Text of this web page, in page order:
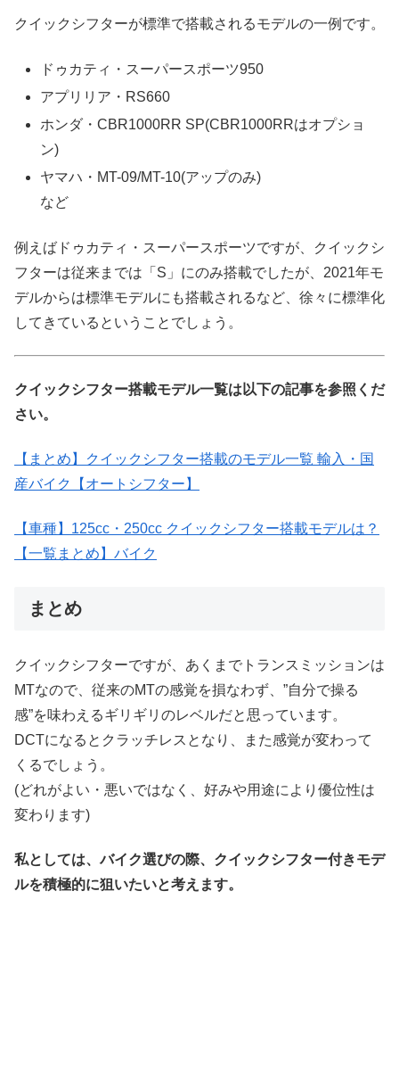
クイックシフターが標準で搭載されるモデルの一例です。
ドゥカティ・スーパースポーツ950
アプリリア・RS660
ホンダ・CBR1000RR SP(CBR1000RRはオプショ
ン)
ヤマハ・MT-09/MT-10(アップのみ)
など
例えばドゥカティ・スーパースポーツですが、クイックシ
フターは従来までは「S」にのみ搭載でしたが、2021年モ
デルからは標準モデルにも搭載されるなど、徐々に標準化
してきているということでしょう。
クイックシフター搭載モデル一覧は以下の記事を参照くだ
さい。
【まとめ】クイックシフター搭載のモデル一覧 輸入・国
産バイク【オートシフター】
【車種】125cc・250cc クイックシフター搭載モデルは？
【一覧まとめ】バイク
まとめ
クイックシフターですが、あくまでトランスミッションは
MTなので、従来のMTの感覚を損なわず、”自分で操る
感”を味わえるギリギリのレベルだと思っています。
DCTになるとクラッチレスとなり、また感覚が変わって
くるでしょう。
(どれがよい・悪いではなく、好みや用途により優位性は
変わります)
私としては、バイク選びの際、クイックシフター付きモデ
ルを積極的に狙いたいと考えます。